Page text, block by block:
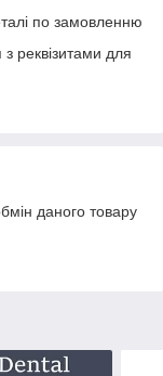
по замовленню
реквізитами для
даного товару